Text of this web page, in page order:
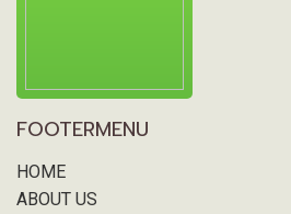
FOOTERMENU
HOME
ABOUT US